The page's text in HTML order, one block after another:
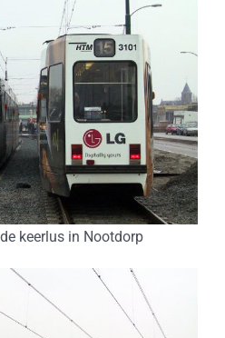
keerlus in Nootdorp